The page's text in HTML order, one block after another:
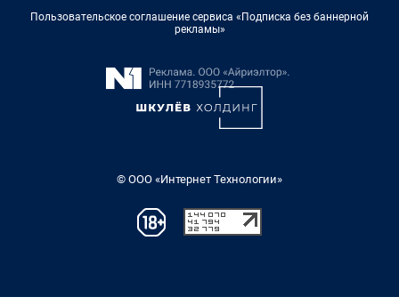
Пользовательское соглашение сервиса «Подписка без баннерной
рекламы»
© ООО «Интернет Технологии»